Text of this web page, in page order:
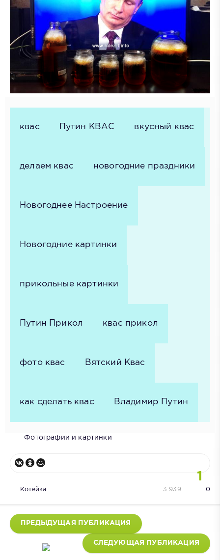
квас Путин КВАС вкусный квас
делаем квас новогодние праздники
Новогоднее Настроение
Новогодние картинки
прикольные картинки
Путин Прикол квас прикол
фото квас Вятский Квас
как сделать квас Владимир Путин
Фотографии и картинки
1
Котейка 0
3 939
ПРЕДЫДУЩАЯ ПУБЛИКАЦИЯ
СЛЕДУЮЩАЯ ПУБЛИКАЦИЯ